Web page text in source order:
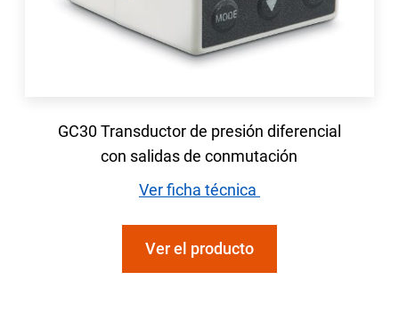
GC30 Transductor de presión diferencial
con salidas de conmutación
Ver ficha técnica
Ver el producto